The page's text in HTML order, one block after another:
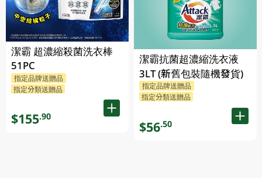
潔霸 超濃縮殺菌洗衣棒
51PC
指定品牌送贈品
指定分類送贈品
$155.90
潔霸抗菌超濃縮洗衣液
3LT (新舊包裝隨機發貨)
指定品牌送贈品
指定分類送贈品
$56.50